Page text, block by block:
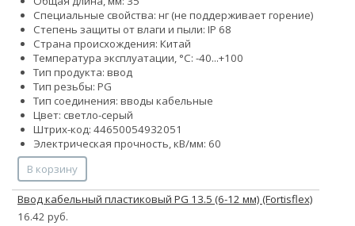
Специальные свойства: нг (не поддерживает горение)
Степень защиты от влаги и пыли: IP 68
Страна происхождения: Китай
Температура эксплуатации, °С: -40...+100
Тип продукта: ввод
Тип резьбы: PG
Тип соединения: вводы кабельные
Цвет: светло-серый
Штрих-код: 44650054932051
Электрическая прочность, кВ/мм: 60
В корзину
Ввод кабельный пластиковый PG 13.5 (6-12 мм) (Fortisflex)
16.42 руб.